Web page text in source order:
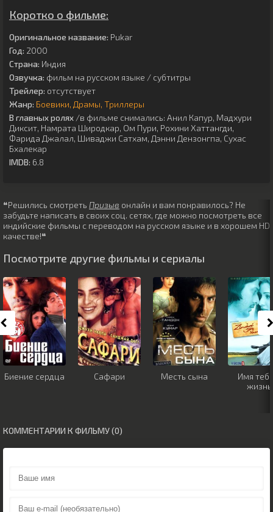
Коротко о фильме:
Оригинальное название: Pukar
Год: 2000
Страна: Индия
Озвучка: фильм на русском языке / субтитры
Трейлер: отсутствует
Жанр: Боевики Драмы Триллеры
В главных ролях /в фильме снимались: Анил Капур, Мадхури
Диксит, Намрата Широдкар, Ом Пури, Рохини Хаттангди,
Фарида Джалал, Шиваджи Сатхам, Дэнни Дензонгпа, Сухас
Бхалекар
IMDB: 6.8
❝Решились смотреть Призыв онлайн и вам понравилось? Не
забудьте написать в своих соц. сетях, где можно посмотреть все
индийские фильмы с переводом на русском языке и в хорошем HD
качестве!❝
Посмотрите другие фильмы и сериалы
Биение сердца Сафари Месть сына
Имя
жизнь
КОММЕНТАРИИ К ФИЛЬМУ (0)